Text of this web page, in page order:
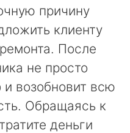
причину
клиенту
После
не просто
возобновит всю
Обращаясь к
деньги